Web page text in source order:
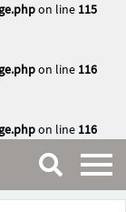
on line 115
on line 116
on line 116